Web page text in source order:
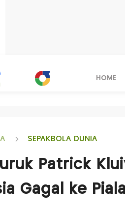
HOME
SEPAKBOLA DUNIA
Patrick
Gagal ke